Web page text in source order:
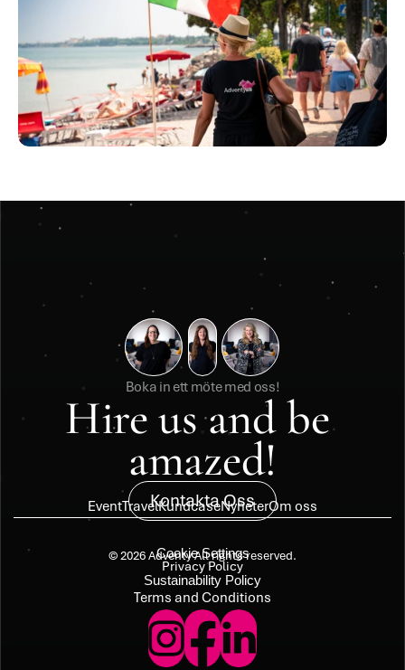
Boka in ett möte med oss!
Hire us and be
amazed!
Kontakta Oss
EventTravelKundcaseNyheterOm oss
© 2026 Adventy All rights reserved.
Cookie Settings
Privacy Policy
Sustainability Policy
Terms and Conditions